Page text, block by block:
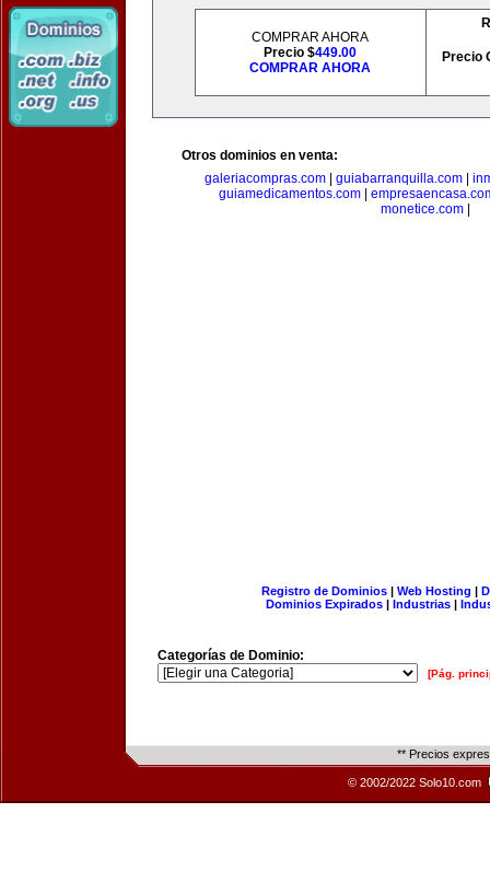
COMPRAR AHORA
Precio $449.00
COMPRAR AHORA
Precio
Otros dominios en venta:
galeriacompras.com
guiabarranquilla.com
guiamedicamentos.com|
monetice.com
Registro de Dominios| Web Hosting |
Dominios Expirados | Industrias |
Categorías de Dominio:
[Pág.
** Precios
© 2002/2022 Solo10.com